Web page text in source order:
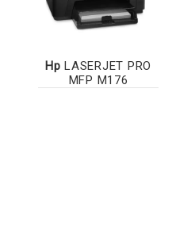
Hp LASERJET PRO
MFP M176